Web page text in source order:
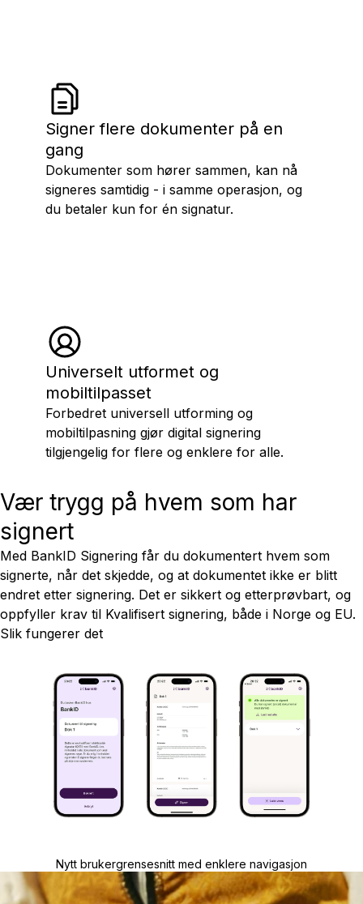
Signer flere dokumenter på en
gang
Dokumenter som hører sammen, kan nå
signeres samtidig - i samme operasjon, og
du betaler kun for én signatur.
Universelt utformet og
mobiltilpasset
Forbedret universell utforming og
mobiltilpasning gjør digital signering
tilgjengelig for flere og enklere for alle.
Vær trygg på hvem som har
signert
Med BankID Signering får du dokumentert hvem som
signerte, når det skjedde, og at dokumentet ikke er blitt
endret etter signering. Det er sikkert og etterprøvbart, og
oppfyller krav til Kvalifisert signering, både i Norge og EU.
Slik fungerer det
Nytt brukergrensesnitt med enklere navigasjon